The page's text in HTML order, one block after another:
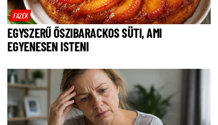
FAZÉK
EGYSZERŰ ŐSZIBARACKOS SÜTI, AMI
EGYENESEN ISTENI